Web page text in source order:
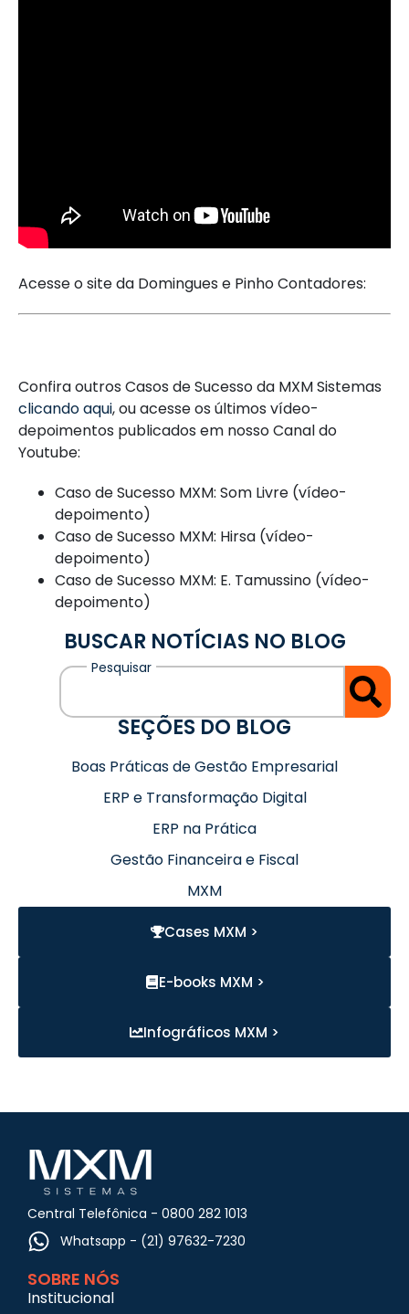
Acesse o site da Domingues e Pinho Contadores:
Confira outros Casos de Sucesso da MXM Sistemas
clicando aqui, ou acesse os últimos vídeo-
depoimentos publicados em nosso Canal do
Youtube:
Caso de Sucesso MXM: Som Livre (vídeo-
depoimento)
Caso de Sucesso MXM: Hirsa (vídeo-
depoimento)
Caso de Sucesso MXM: E. Tamussino (vídeo-
depoimento)
BUSCAR NOTÍCIAS NO BLOG
SEÇÕES DO BLOG
Boas Práticas de Gestão Empresarial
ERP e Transformação Digital
ERP na Prática
Gestão Financeira e Fiscal
MXM
Cases MXM >
E-books MXM >
Infográficos MXM >
Central Telefônica - 0800 282 1013
Whatsapp - (21) 97632-7230
SOBRE NÓS
Institucional